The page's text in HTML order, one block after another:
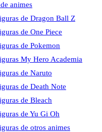
animes
de Dragon Ball Z
de One Piece
de Pokemon
My Hero Academia
de Naruto
de Death Note
de Bleach
de Yu Gi Oh
de otros animes